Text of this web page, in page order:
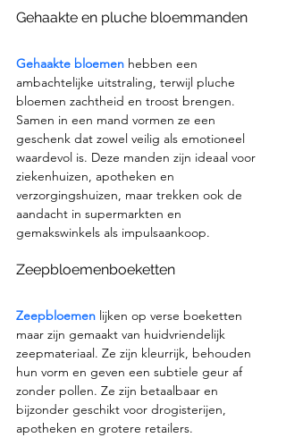
Gehaakte en pluche bloemmanden
Gehaakte bloemen hebben een
ambachtelijke uitstraling, terwijl pluche
bloemen zachtheid en troost brengen.
Samen in een mand vormen ze een
geschenk dat zowel veilig als emotioneel
waardevol is. Deze manden zijn ideaal voor
ziekenhuizen, apotheken en
verzorgingshuizen, maar trekken ook de
aandacht in supermarkten en
gemakswinkels als impulsaankoop.
Zeepbloemenboeketten
Zeepbloemen lijken op verse boeketten
maar zijn gemaakt van huidvriendelijk
zeepmateriaal. Ze zijn kleurrijk, behouden
hun vorm en geven een subtiele geur af
zonder pollen. Ze zijn betaalbaar en
bijzonder geschikt voor drogisterijen,
apotheken en grotere retailers.